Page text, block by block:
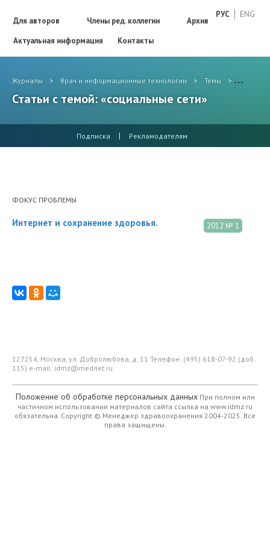
РУС ENG
Для авторов Члены ред. коллегии
Архив
Актуальная информация
Контакты
Журналы > Врач и информационные технологии > Темы >
Статьи с темой: «социальные сети»
Подписка | Рекламодателям
ФОКУС ПРОБЛЕМЫ
2012 № 1
Интернет и сохранение здоровья.
127254, Москва, ул. Добролюбова, д. 11 Телефон: (495) 618-07-92 (доб.
115) e-mail: idmz@mednet.ru
Положение об обработке персональных данныхПри полном или
частичном использовании материалов сайта ссылка на www.idmz.ru
обязательна. Copyright © Менеджер здравоохранения 2004-2025. Все
права защищены.